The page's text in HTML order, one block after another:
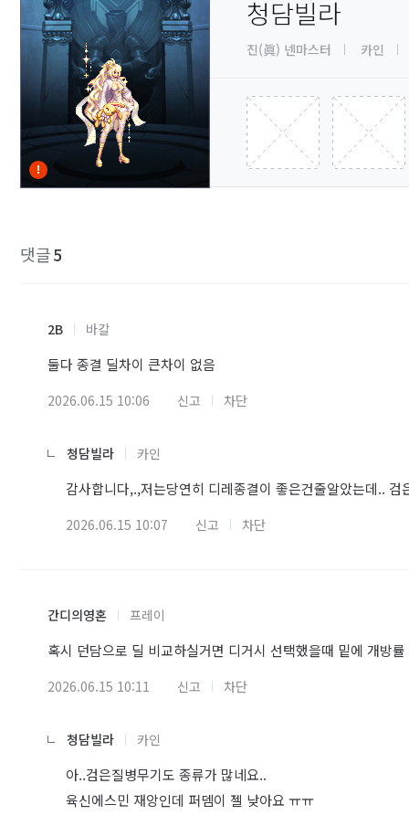
청담빌라
진(眞) 넨마스터 카인
댓글5
2B 바칼
둘다 종결 딜차이 큰차이 없음
2026.06.15 10:06 신고 차단
청담빌라 카인
감사합니다,.,저는당연히 디레종결이 좋은건줄알았는데..
2026.06.15 10:07 신고 차단
간디의영혼 프레이
혹시 던담으로 딜 비교하실거면 디거시 선택했을때 밑에 개방
2026.06.15 10:11 신고 차단
청담빌라 카인
아..검은질병무기도 종류가 많네요..
육신에스민 재앙인데 퍼뎀이 젤 낮아요 ㅠㅠ